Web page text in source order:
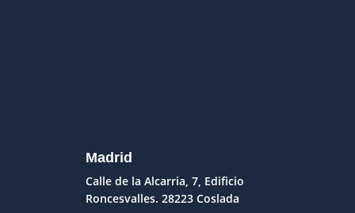
Madrid
Calle de la Alcarria, 7, Edificio
Roncesvalles. 28223 Coslada